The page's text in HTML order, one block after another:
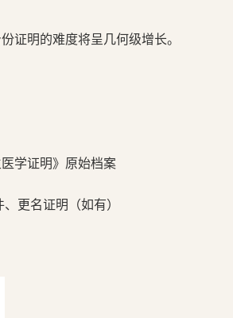
证明的难度将呈几何级增长。
学证明》原始档案
更名证明（如有）